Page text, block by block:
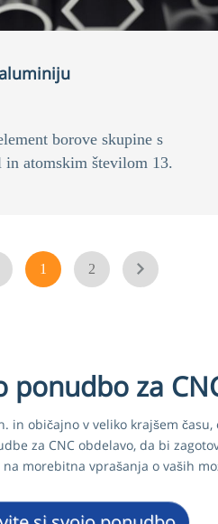
borove skupine s
atomskim številom 13.
1 2
za
in običajno v veliko krajšem
za CNC obdelavo, da bi
morebitna vprašanja o vaših